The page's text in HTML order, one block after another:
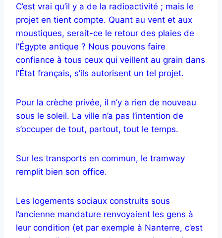
C’est vrai qu’il y a de la radioactivité ; mais le
projet en tient compte. Quant au vent et aux
moustiques, serait-ce le retour des plaies de
l’Égypte antique ? Nous pouvons faire
confiance à tous ceux qui veillent au grain dans
l’État français, s’ils autorisent un tel projet.
Pour la crèche privée, il n’y a rien de nouveau
sous le soleil. La ville n’a pas l’intention de
s’occuper de tout, partout, tout le temps.
Sur les transports en commun, le tramway
remplit bien son office.
Les logements sociaux construits sous
l’ancienne mandature renvoyaient les gens à
leur condition (et par exemple à Nanterre, c’est